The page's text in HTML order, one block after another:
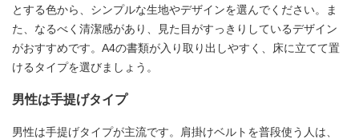
とする色から、シンプルな生地やデザインを選んでください。ま
た、なるべく清潔感があり、見た目がすっきりしているデザイン
がおすすめです。A4の書類が入り取り出しやすく、床に立てて置
けるタイプを選びましょう。
男性は手提げタイプ
男性は手提げタイプが主流です。肩掛けベルトを普段使う人は、